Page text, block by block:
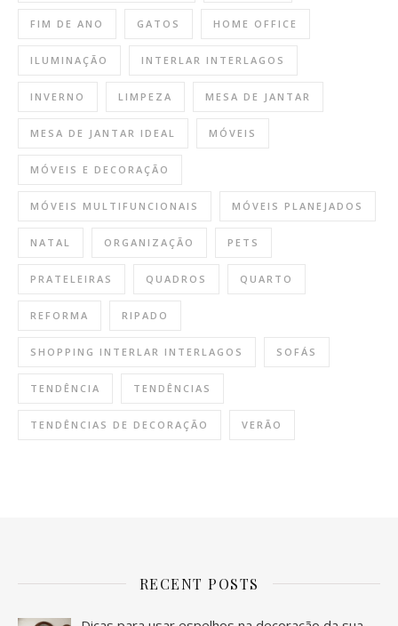
FIM DE ANO GATOS HOME OFFICE
ILUMINAÇÃO INTERLAR INTERLAGOS
INVERNO LIMPEZA MESA DE JANTAR
MESA DE JANTAR IDEAL MÓVEIS
MÓVEIS E DECORAÇÃO
MÓVEIS MULTIFUNCIONAIS MÓVEIS PLANEJADOS
NATAL ORGANIZAÇÃO PETS
PRATELEIRAS QUADROS QUARTO
REFORMA RIPADO
SHOPPING INTERLAR INTERLAGOS SOFÁS
TENDÊNCIA TENDÊNCIAS
TENDÊNCIAS DE DECORAÇÃO VERÃO
RECENT POSTS